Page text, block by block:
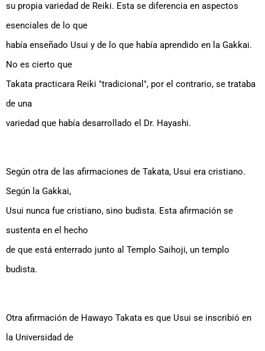
su propia variedad de Reiki. Esta se diferencia en aspectos
esenciales de lo que
había enseñado Usui y de lo que había aprendido en la Gakkai.
No es cierto que
Takata practicara Reiki "tradicional", por el contrario, se trataba
de una
variedad que había desarrollado el Dr. Hayashi.
Según otra de las afirmaciones de Takata, Usui era cristiano.
Según la Gakkai,
Usui nunca fue cristiano, sino budista. Esta afirmación se
sustenta en el hecho
de que está enterrado junto al Templo Saihoji, un templo
budista.
Otra afirmación de Hawayo Takata es que Usui se inscribió en
la Universidad de